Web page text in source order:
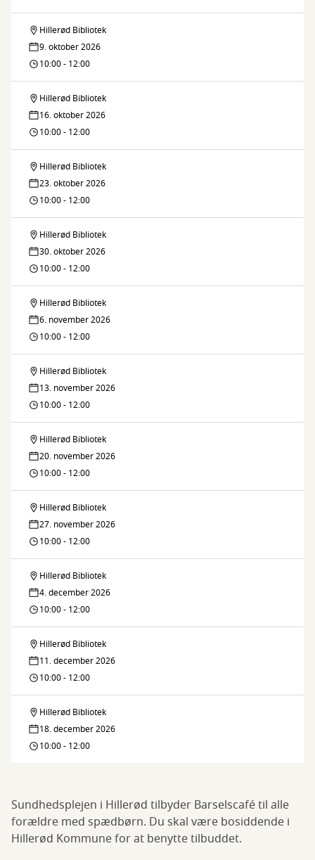
Barselscafé
Hillerød Bibliotek
9. oktober 2026
10:00 - 12:00
Barselscafé
Hillerød Bibliotek
16. oktober 2026
10:00 - 12:00
Barselscafé
Hillerød Bibliotek
23. oktober 2026
10:00 - 12:00
Barselscafé
Hillerød Bibliotek
30. oktober 2026
10:00 - 12:00
Barselscafé
Hillerød Bibliotek
6. november 2026
10:00 - 12:00
Barselscafé
Hillerød Bibliotek
13. november 2026
10:00 - 12:00
Barselscafé
Hillerød Bibliotek
20. november 2026
10:00 - 12:00
Barselscafé
Hillerød Bibliotek
27. november 2026
10:00 - 12:00
Barselscafé
Hillerød Bibliotek
4. december 2026
10:00 - 12:00
Barselscafé
Hillerød Bibliotek
11. december 2026
10:00 - 12:00
Barselscafé
Hillerød Bibliotek
18. december 2026
10:00 - 12:00
Sundhedsplejen i Hillerød tilbyder Barselscafé til alle
forældre med spædbørn. Du skal være bosiddende i
Hillerød Kommune for at benytte tilbuddet.